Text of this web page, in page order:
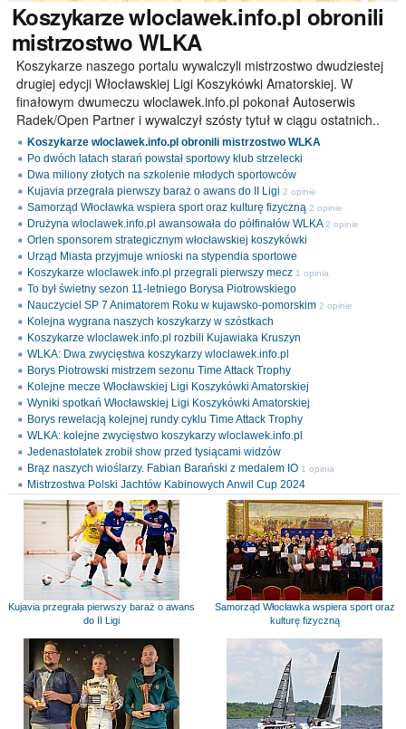
Koszykarzewloclawek.info.pl obronili
mistrzostwo WLKA
Koszykarze naszego portalu wywalczyli mistrzostwo dwudziestej
drugiej edycji Włocławskiej Ligi Koszykówki Amatorskiej. W
finałowym dwumeczu wloclawek.info.pl pokonał Autoserwis
Radek/Open Partner i wywalczył szósty tytuł w ciągu ostatnich..
Koszykarze wloclawek.info.pl obronili mistrzostwo WLKA
Po dwóch latach starań powstał sportowy klub strzelecki
Dwa miliony złotych na szkolenie młodych sportowców
Kujavia przegrała pierwszy baraż o awans do II Ligi 2 opinie
Samorząd Włocławka wspiera sport oraz kulturę fizyczną 2 opinie
Drużyna wloclawek.info.pl awansowała do półfinałów WLKA 2 opinie
Orlen sponsorem strategicznym włocławskiej koszykówki
Urząd Miasta przyjmuje wnioski na stypendia sportowe
Koszykarze wloclawek.info.pl przegrali pierwszy mecz 1 opinia
To był świetny sezon 11-letniego Borysa Piotrowskiego
Nauczyciel SP 7 Animatorem Roku w kujawsko-pomorskim 2 opinie
Kolejna wygrana naszych koszykarzy w szóstkach
Koszykarze wloclawek.info.pl rozbili Kujawiaka Kruszyn
WLKA: Dwa zwycięstwa koszykarzy wloclawek.info.pl
Borys Piotrowski mistrzem sezonu Time Attack Trophy
Kolejne mecze Włocławskiej Ligi Koszykówki Amatorskiej
Wyniki spotkań Włocławskiej Ligi Koszykówki Amatorskiej
Borys rewelacją kolejnej rundy cyklu Time Attack Trophy
WLKA: kolejne zwycięstwo koszykarzy wloclawek.info.pl
Jedenastolatek zrobił show przed tysiącami widzów
Brąz naszych wioślarzy. Fabian Barański z medalem IO 1 opinia
Mistrzostwa Polski Jachtów Kabinowych Anwil Cup 2024
Kujavia przegrała pierwszy baraż o awans
do II Ligi
Samorząd Włocławka wspiera sport oraz
kulturę fizyczną